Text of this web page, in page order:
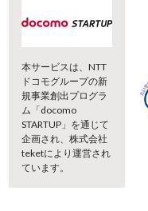
本サービスは、NTT
ドコモグループの新
規事業創出プログラ
ム「docomo
STARTUP」を通じて
企画され、株式会社
teketにより運営され
ています。